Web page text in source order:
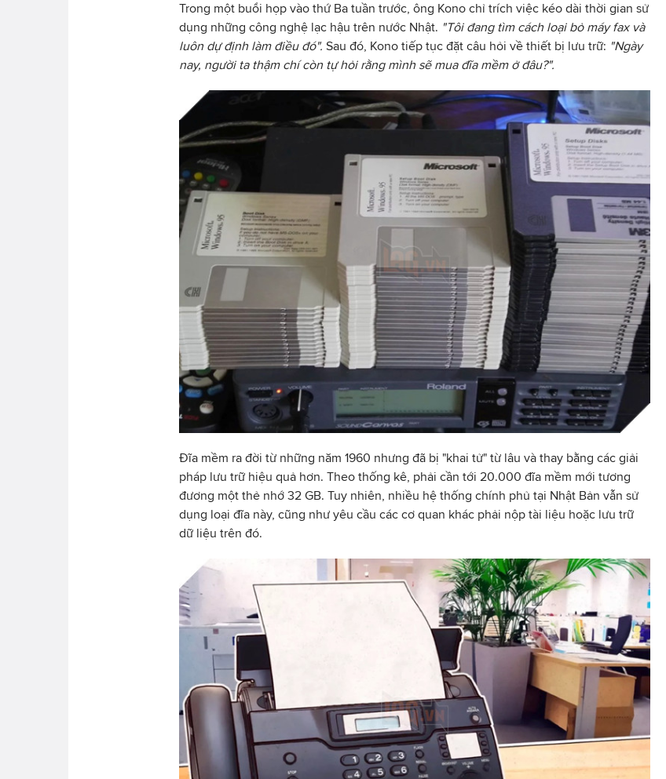
Trong một buổi họp vào thứ Ba tuần trước, ông Kono chỉ trích việc kéo dài thời gian sử
dụng những công nghệ lạc hậu trên nước Nhật. "Tôi đang tìm cách loại bỏ máy fax và
luôn dự định làm điều đó". Sau đó, Kono tiếp tục đặt câu hỏi về thiết bị lưu trữ: "Ngày
nay, người ta thậm chí còn tự hỏi rằng mình sẽ mua đĩa mềm ở đâu?".
Đĩa mềm ra đời từ những năm 1960 nhưng đã bị "khai tử" từ lâu và thay bằng các giải
pháp lưu trữ hiệu quả hơn. Theo thống kê, phải cần tới 20.000 đĩa mềm mới tương
đương một thẻ nhớ 32 GB. Tuy nhiên, nhiều hệ thống chính phủ tại Nhật Bản vẫn sử
dụng loại đĩa này, cũng như yêu cầu các cơ quan khác phải nộp tài liệu hoặc lưu trữ
dữ liệu trên đó.